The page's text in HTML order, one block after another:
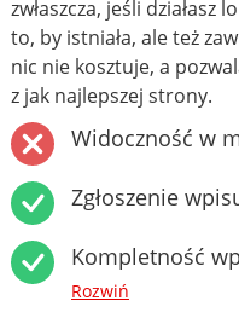
zwłaszcza, jeśli
to, by istniała, ale też
nic nie kosztuje, a
z jak najlepszej strony.
Widoczność w
Zgłoszenie
Kompletność
Rozwiń